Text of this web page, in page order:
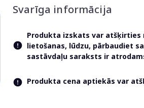
Svarīga informācija
Produkta izskats var atšķirties
lietošanas, lūdzu, pārbaudiet
sastāvdaļu saraksts ir
Produkta cena aptiekās var